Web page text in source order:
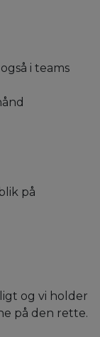
i teams
på
og vi holder
på den rette.